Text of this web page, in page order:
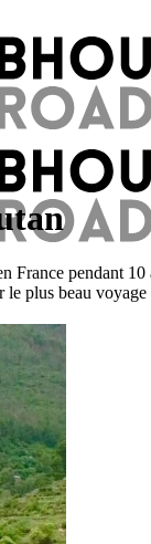
pendant
le plus beau